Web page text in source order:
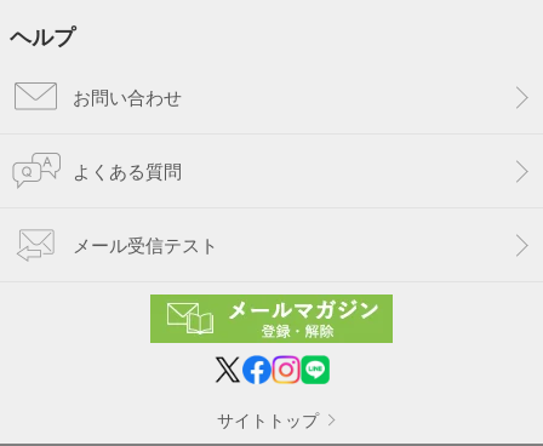
ヘルプ
お問い合わせ
よくある質問
メール受信テスト
サイトトップ